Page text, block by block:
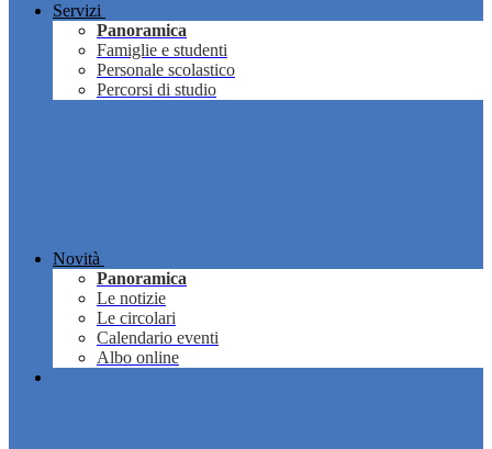
Servizi
Panoramica
Famiglie e studenti
Personale scolastico
Percorsi di studio
Novità
Panoramica
Le notizie
Le circolari
Calendario eventi
Albo online